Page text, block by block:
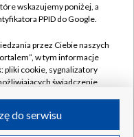
wskazujemy poniżej, a
PPID do Google.
przez Ciebie naszych
w tym informacje
pliki cookie, sygnalizatory
świadczenie
do serwisu